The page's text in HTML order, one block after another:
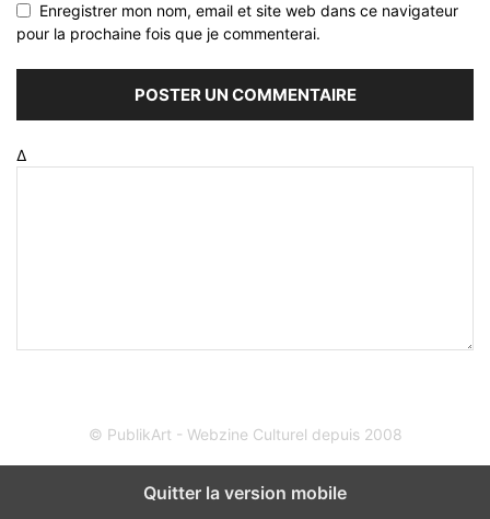
Enregistrer mon nom, email et site web dans ce navigateur
pour la prochaine fois que je commenterai.
Δ
© PublikArt - Webzine Culturel depuis 2008
Quitter la version mobile